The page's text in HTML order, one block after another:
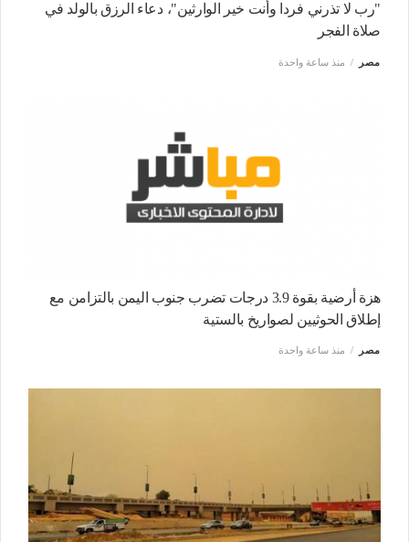
"رب لا تذرني فردا وأنت خير الوارثين"، دعاء الرزق بالولد في
صلاة الفجر
مصر منذ ساعة واحدة
هزة أرضية بقوة 3.9 درجات تضرب جنوب اليمن بالتزامن مع
إطلاق الحوثيين لصواريخ بالستية
مصر منذ ساعة واحدة